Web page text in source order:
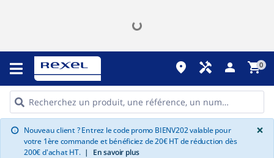
place handyman person shopping_cart0
info Nouveau client ? Entrez le code promo BIENV202 valable pour
votre 1ère commande et bénéficiez de 20€ HT de réduction dès
200€ d'achat HT. | En savoir plus
×